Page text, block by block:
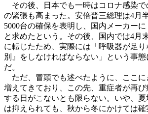
その後、日本でも一時はコロナ感染で
の緊張も高まった。安倍晋三総理は4月
5000台の確保を表明し、国内メーカーに
と求めたという。その後、国内では4月
に転じたため、実際には「呼吸器が足
別』をしなければならない」という事
だ。
ただ、冒頭でも述べたように、ここに
増えてきており、この先、重症者が再
する日がこないとも限らない。いや、
は抑えられても、秋から冬にかけては